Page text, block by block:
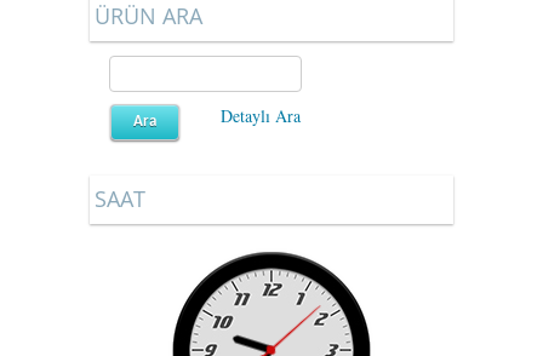
ÜRÜN ARA
Detaylı Ara
SAAT